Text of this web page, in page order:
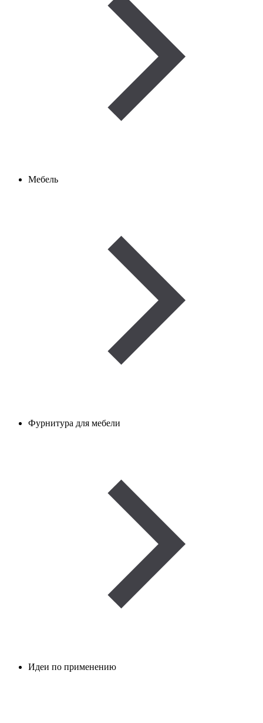
Мебель
Фурнитура для мебели
Идеи по применению